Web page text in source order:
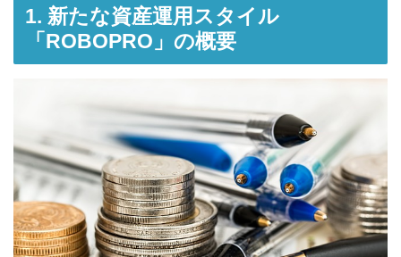
1. 新たな資産運用スタイル
「ROBOPRO」の概要